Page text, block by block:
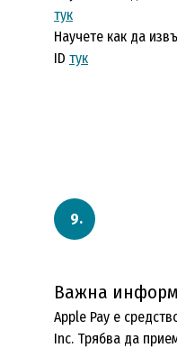
тук
Научете как да
ID тук
Важна
Apple Pay е
Inc. Трябва да